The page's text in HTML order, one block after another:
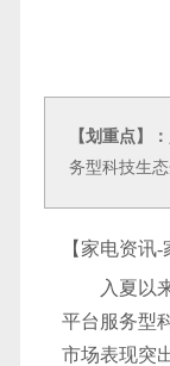
【划重点】：
务型科技生
【家电资讯
入夏以
平台服务型
市场表现突